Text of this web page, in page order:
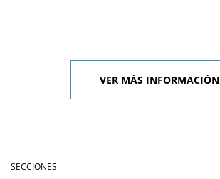
VER MÁS INFORMACIÓN
SECCIONES